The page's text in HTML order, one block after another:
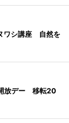
ワシ講座 自然を
放デー 移転20